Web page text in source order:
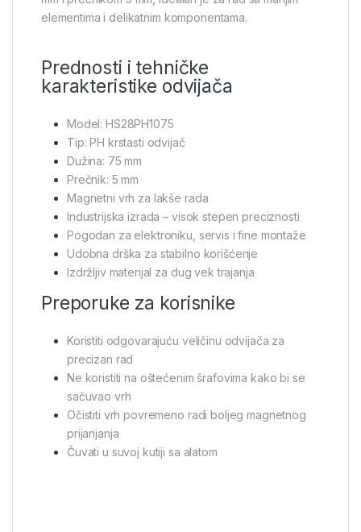
elementima i delikatnim komponentama.
Prednosti i tehničke
karakteristike odvijača
Model: HS28PH1075
Tip: PH krstasti odvijač
Dužina: 75 mm
Prečnik: 5 mm
Magnetni vrh za lakše rada
Industrijska izrada – visok stepen preciznosti
Pogodan za elektroniku, servis i fine montaže
Udobna drška za stabilno korišćenje
Izdržljiv materijal za dug vek trajanja
Preporuke za korisnike
Koristiti odgovarajuću veličinu odvijača za
precizan rad
Ne koristiti na oštećenim šrafovima kako bi se
sačuvao vrh
Očistiti vrh povremeno radi boljeg magnetnog
prijanjanja
Čuvati u suvoj kutiji sa alatom